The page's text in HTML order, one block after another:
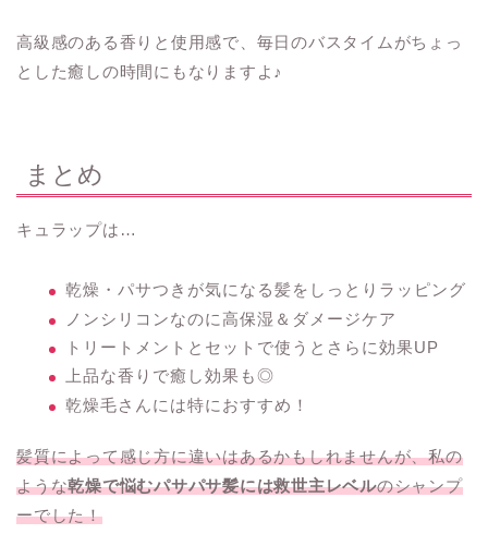
高級感のある香りと使用感で、毎日のバスタイムがちょっ
とした癒しの時間にもなりますよ♪
まとめ
キュラップは…
乾燥・パサつきが気になる髪をしっとりラッピング
ノンシリコンなのに高保湿＆ダメージケア
トリートメントとセットで使うとさらに効果UP
上品な香りで癒し効果も◎
乾燥毛さんには特におすすめ！
髪質によって感じ方に違いはあるかもしれませんが、私の
ような乾燥で悩むパサパサ髪には救世主レベルのシャンプ
ーでした！